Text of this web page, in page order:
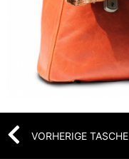
VORHERIGE TASCHE